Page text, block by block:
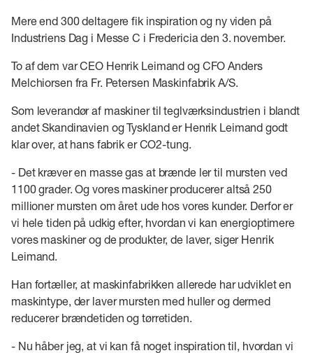
Mere end 300 deltagere fik inspiration og ny viden på
Industriens Dag i Messe C i Fredericia den 3. november.
To af dem var CEO Henrik Leimand og CFO Anders
Melchiorsen fra Fr. Petersen Maskinfabrik A/S.
Som leverandør af maskiner til teglværksindustrien i blandt
andet Skandinavien og Tyskland er Henrik Leimand godt
klar over, at hans fabrik er CO2-tung.
- Det kræver en masse gas at brænde ler til mursten ved
1100 grader. Og vores maskiner producerer altså 250
millioner mursten om året ude hos vores kunder. Derfor er
vi hele tiden på udkig efter, hvordan vi kan energioptimere
vores maskiner og de produkter, de laver, siger Henrik
Leimand.
Han fortæller, at maskinfabrikken allerede har udviklet en
maskintype, der laver mursten med huller og dermed
reducerer brændetiden og tørretiden.
- Nu håber jeg, at vi kan få noget inspiration til, hvordan vi